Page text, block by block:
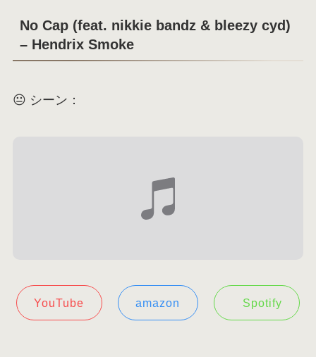
No Cap (feat. nikkie bandz & bleezy cyd)
– Hendrix Smoke
😐 シーン：
YouTube amazon Spotify